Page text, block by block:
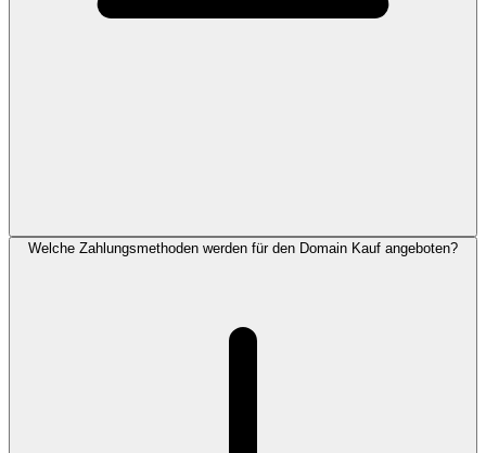
Welche Zahlungsmethoden werden für den Domain Kauf angeboten?